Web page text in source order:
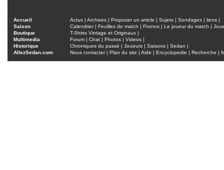
Accueil Actus | Archives | Proposer un article | Sujets | Sondages | liens |
Saison
Calendrier| Feuilles de match | Pronos | Le joueur du match |
Boutique
T-Shirts Vintage et Originaux |
Multimedia
Forum | Chat | Photos | Videos |
Historique
Chroniques du passé | Joueurs | Saisons | Sedan |
AllezSedan.com
Nous contacter| Plan du site | Aide | Encyclopedie | Recherche |